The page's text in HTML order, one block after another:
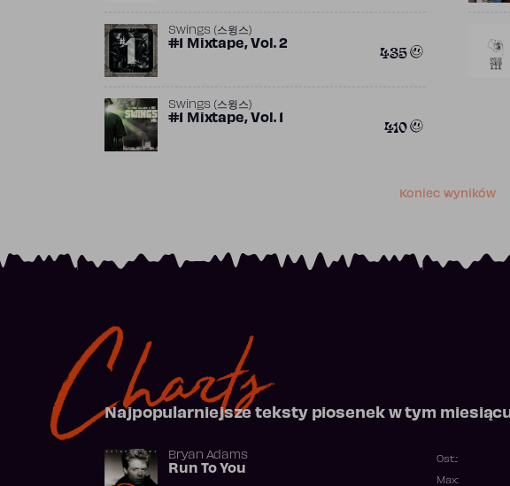
Swings (스윙스)
#1 Mixtape, Vol. 2 435
Swings (스윙스)
#1 Mixtape, Vol. 1 410
Koniec wyników
Charts
Najpopularniejsze teksty piosenek w tym miesiącu
Bryan Adams
Run To You
Ost.:
Max: